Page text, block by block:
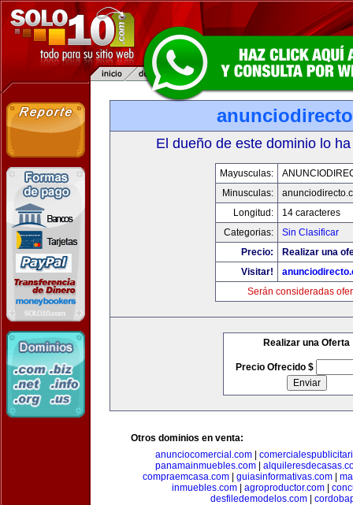
El dueño de este dominio lo
Mayusculas:
Minusculas:
Longitud:
14 caracteres
Categorias:
Sin Clasificar
Precio:
Realizar una
Visitar!
Serán consideradas
Realizar una Oferta
Precio Ofrecido $
Otros dominios en venta:
anunciocomercial.com
panamainmuebles.com|
compraemcasa.com
guiasinformativas.com
inmuebles.com
agroproductor.com
desfiledemodelos.com|